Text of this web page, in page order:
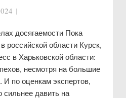
|
досягаемости Пока
российской области Курск,
в Харьковской области:
несмотря на большие
И по оценкам экспертов,
давить на